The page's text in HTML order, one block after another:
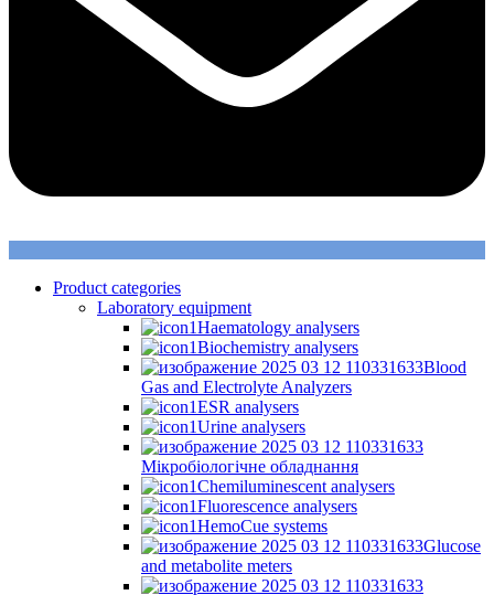
Product categories
Laboratory equipment
Haematology analysers
Biochemistry analysers
Blood
Gas and Electrolyte Analyzers
ESR analysers
Urine analysers
Мікробіологічне обладнання
Chemiluminescent analysers
Fluorescence analysers
HemoCue systems
Glucose
and metabolite meters